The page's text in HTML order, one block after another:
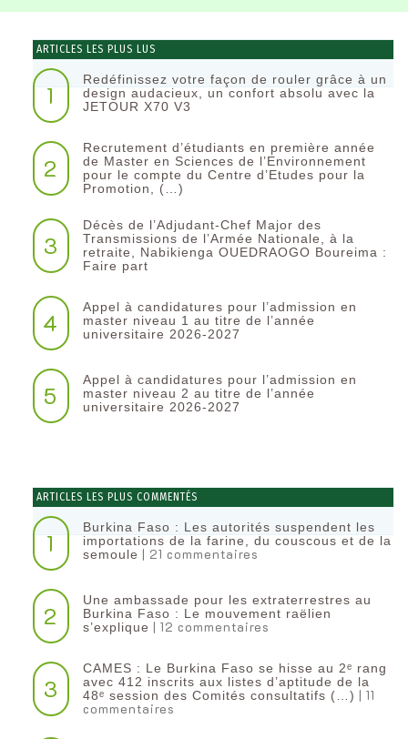
ARTICLES LES PLUS LUS
1
Redéfinissez votre façon de rouler grâce à un
design audacieux, un confort absolu avec la
JETOUR X70 V3
2
Recrutement d’étudiants en première année
de Master en Sciences de l’Environnement
pour le compte du Centre d’Etudes pour la
Promotion, (…)
3
Décès de l’Adjudant-Chef Major des
Transmissions de l’Armée Nationale, à la
retraite, Nabikienga OUEDRAOGO Boureima :
Faire part
4
Appel à candidatures pour l’admission en
master niveau 1 au titre de l’année
universitaire 2026-2027
5
Appel à candidatures pour l’admission en
master niveau 2 au titre de l’année
universitaire 2026-2027
ARTICLES LES PLUS COMMENTÉS
1
Burkina Faso : Les autorités suspendent les
importations de la farine, du couscous et de la
semoule | 21 commentaires
2
Une ambassade pour les extraterrestres au
Burkina Faso : Le mouvement raëlien
s’explique | 12 commentaires
3
CAMES : Le Burkina Faso se hisse au 2ᵉ rang
avec 412 inscrits aux listes d’aptitude de la
48ᵉ session des Comités consultatifs (…) | 11
commentaires